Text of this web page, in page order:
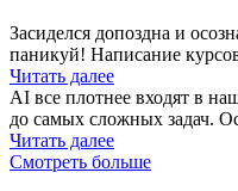
Засиделся допоздна и
паникуй! Написание
Читать далее
AI все плотнее входят в
до самых сложных задач.
Читать далее
Смотреть больше